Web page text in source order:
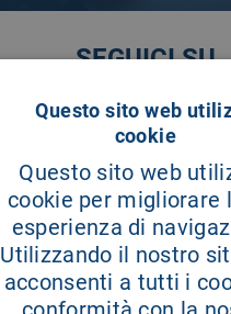
SEGUICI SU
Fondazione Istituto
G.Giglio di Cefalù
Questo sito web
cookie
Questo sito web
cookie per migliorare
esperienza di
Utilizzando il nostro
acconsenti a tutti i